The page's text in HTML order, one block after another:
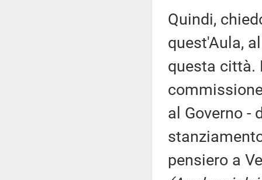
Quindi,
quest'Aula,
questa città.
al Governo -
pensiero a